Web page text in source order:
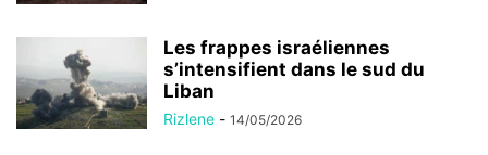
Les frappes israéliennes
s’intensifient dans le sud du
Liban
Rizlene - 14/05/2026